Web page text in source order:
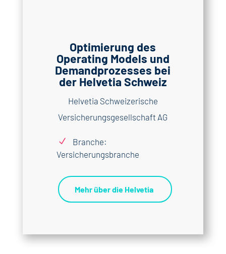
Optimierung des
Operating Models und
Demandprozesses bei
der Helvetia Schweiz
Helvetia Schweizerische
Versicherungsgesellschaft AG
N
Branche:
Versicherungsbranche
Mehr über die Helvetia